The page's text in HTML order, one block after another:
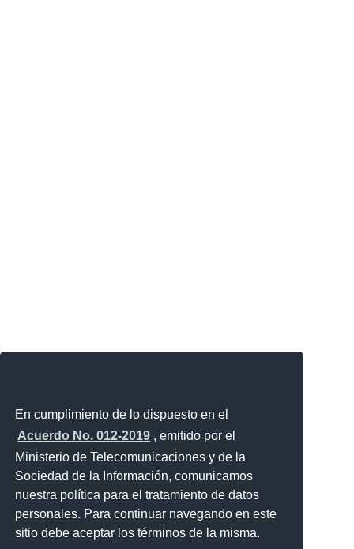
En cumplimiento de lo dispuesto en el
Acuerdo No. 012-2019 , emitido por el
Ministerio de Telecomunicaciones y de la
Sociedad de la Información, comunicamos
nuestra política para el tratamiento de datos
personales. Para continuar navegando en este
sitio debe aceptar los términos de la misma.